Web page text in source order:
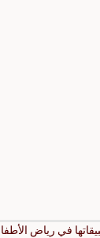
في رياض